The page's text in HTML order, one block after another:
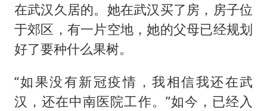
在武汉久居的。她在武汉买了房，房子位
于郊区，有一片空地，她的父母已经规划
好了要种什么果树。
“如果没有新冠疫情，我相信我还在武
汉，还在中南医院工作。”如今，已经入